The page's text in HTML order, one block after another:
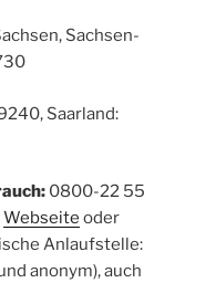
Sachsen-
Saarland:
0800-22 55
Webseite oder
Anlaufstelle:
anonym), auch